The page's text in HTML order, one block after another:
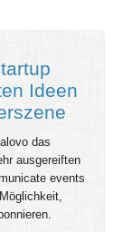
Ideen
das
ausgereiften
events